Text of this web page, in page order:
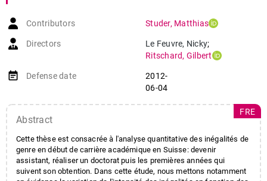
Contributors Studer, Matthias
Directors Le Feuvre, Nicky;
Ritschard, Gilbert
event_note Defense date
2012-
06-04
Abstract
Cette thèse est consacrée à l'analyse quantitative des inégalités de
genre en début de carrière académique en Suisse: devenir
assistant, réaliser un doctorat puis les premières années qui
suivent son obtention. Dans cette étude, nous mettons notamment
FRE